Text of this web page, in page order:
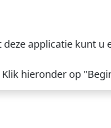
deze applicatie kunt u
Klik hieronder op